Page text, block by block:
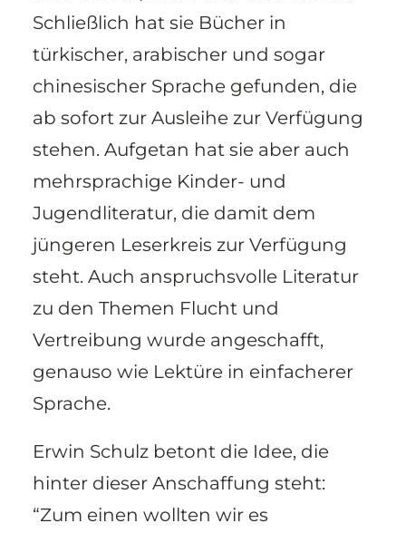
Schließlich hat sie Bücher in
türkischer, arabischer und sogar
chinesischer Sprache gefunden, die
ab sofort zur Ausleihe zur Verfügung
stehen. Aufgetan hat sie aber auch
mehrsprachige Kinder- und
Jugendliteratur, die damit dem
jüngeren Leserkreis zur Verfügung
steht. Auch anspruchsvolle Literatur
zu den Themen Flucht und
Vertreibung wurde angeschafft,
genauso wie Lektüre in einfacherer
Sprache.
Erwin Schulz betont die Idee, die
hinter dieser Anschaffung steht:
“Zum einen wollten wir es